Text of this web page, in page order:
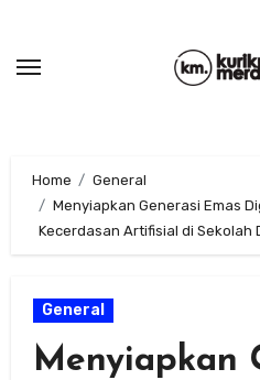
content
Home
General
Menyiapkan Generasi Emas
Kecerdasan Artifisial di Sekolah
General
Menyiapkan